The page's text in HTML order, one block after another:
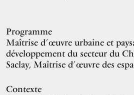
Programme
Maîtrise d’œuvre urbaine et
développement du secteur du
Saclay, Maîtrise d’œuvre des
Contexte